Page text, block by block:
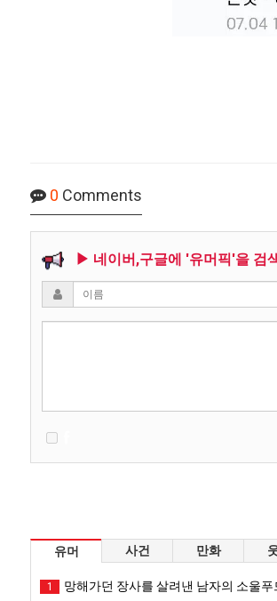
0 Comments
▶ 네이버,구글에 '유머픽'을 검
유머 사건 만화
1 망해가던 장사를 살려낸 남자의 소울